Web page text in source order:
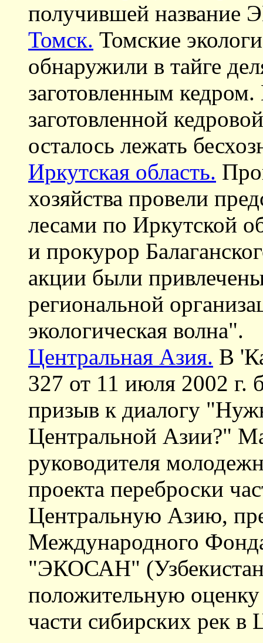
получившей
Томск. Томские
обнаружили в тайге
заготовленным
заготовленной
осталось лежать
Иркутская область.
хозяйства провели
лесами по Иркутской
и прокурор
акции были
региональной
экологическая волна".
Центральная Азия. В
327 от 11 июля 2002 г.
призыв к диалогу
Центральной Азии?"
руководителя
проекта переброски
Центральную Азию,
Международного
"ЭКОСАН"
положительную оценку
части сибирских рек